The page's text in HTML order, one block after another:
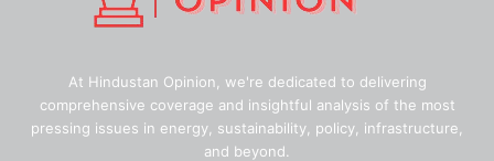
At Hindustan Opinion, we're dedicated to delivering
comprehensive coverage and insightful analysis of the most
pressing issues in energy, sustainability, policy, infrastructure,
and beyond.